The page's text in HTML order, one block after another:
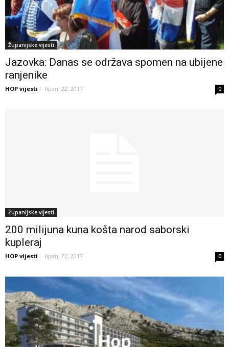
Županijske vijesti
Jazovka: Danas se održava spomen na ubijene
ranjenike
HOP vijesti - lipanj 22, 2017 0
Županijske vijesti
200 milijuna kuna košta narod saborski
kupleraj
HOP vijesti - lipanj 22, 2017 0